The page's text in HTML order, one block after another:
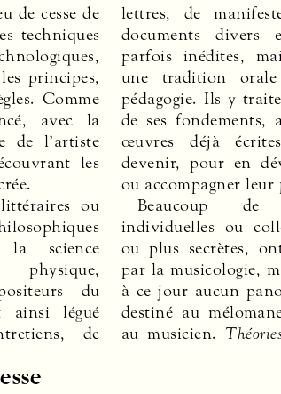
de cesse de
techniques
principes,
Comme
avec la
de l’artiste
les
ou
science
du
ainsi légué
de
lettres, de
documents divers
parfois inédites,
une tradition
pédagogie. Ils y
de ses fondements,
œuvres déjà
devenir, pour en
ou accompagner leur
Beaucoup de
individuelles ou
ou plus secrètes,
par la musicologie,
à ce jour aucun
destiné au
au musicien.